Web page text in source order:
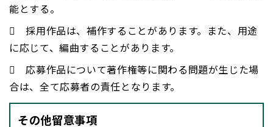
能とする。
 採用作品は、補作することがあります。また、用途
に応じて、編曲することがあります。
 応募作品について著作権等に関わる問題が生じた場
合は、全て応募者の責任となります。
その他留意事項